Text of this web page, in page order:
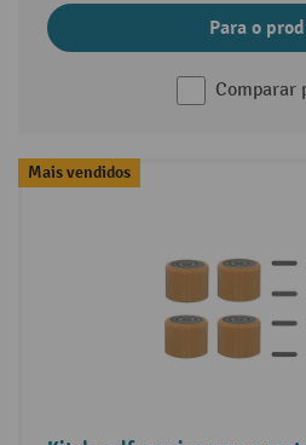
Para o
Comparar
Mais vendidos